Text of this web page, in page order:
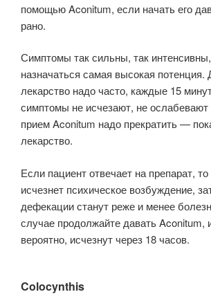
помощью Aconitum, если начать его
рано.
Симптомы так сильны, так
назначаться самая высокая потенция.
лекарство надо часто, каждые 15
симптомы не исчезают, не ослабевают
прием Aconitum надо прекратить —
лекарство.
Если пациент отвечает на препарат,
исчезнет психическое возбуждение,
дефекации станут реже и менее
случае продолжайте давать Aconitum,
вероятно, исчезнут через 18 часов.
Colocynthis